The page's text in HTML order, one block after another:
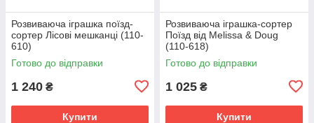
Розвиваюча іграшка поїзд-
сортер Лісові мешканці (110-
610)
Готово до відправки
1 240 ₴
Купити
Розвиваюча іграшка-сортер
Поїзд від Melissa & Doug
(110-618)
Готово до відправки
1 025 ₴
Купити